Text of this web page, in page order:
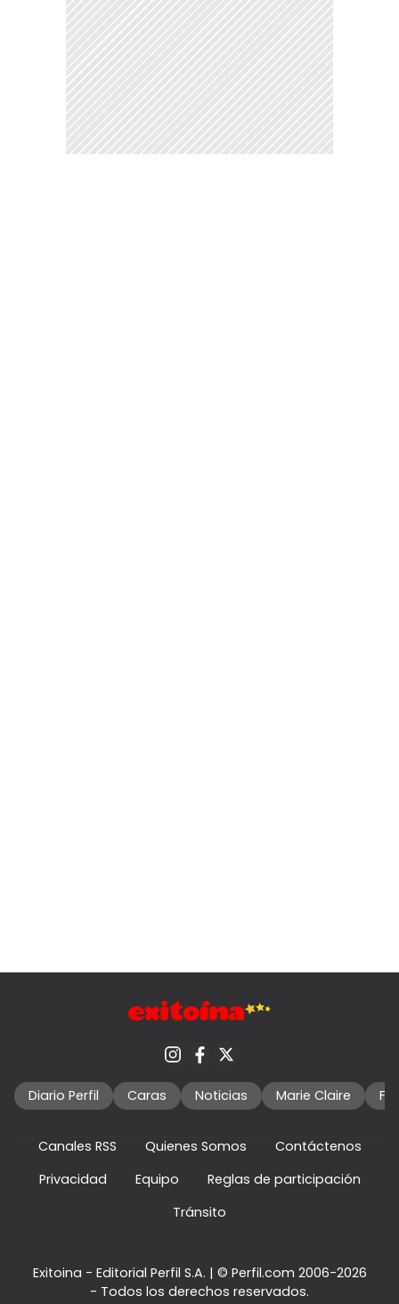
Diario Perfil Caras Noticias Marie Claire
Canales RSS Quienes Somos
Contáctenos
Privacidad
Equipo
Reglas de participación
Tránsito
Exitoina - Editorial Perfil S.A. | © Perfil.com 2006-2026
- Todos los derechos reservados.